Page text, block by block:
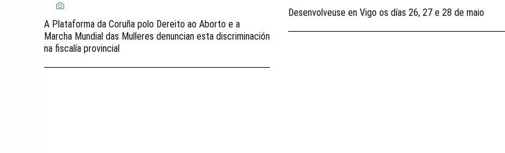
A Plataforma da Coruña polo Dereito ao Aborto e a
Marcha Mundial das Mulleres denuncian esta discriminación
na fiscalía provincial
Desenvolveuse en Vigo os días 26, 27 e 28 de maio